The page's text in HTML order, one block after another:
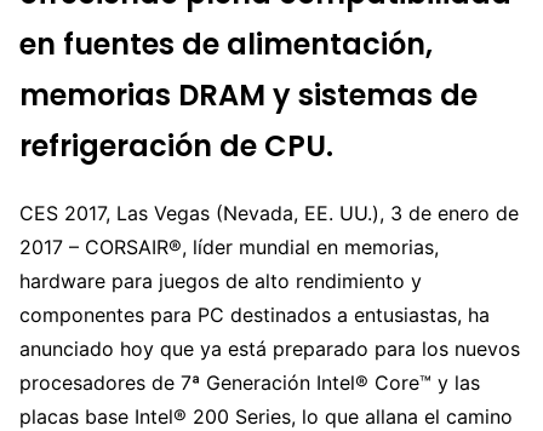
en fuentes de alimentación,
memorias DRAM y sistemas de
refrigeración de CPU.
CES 2017, Las Vegas (Nevada, EE. UU.), 3 de enero de
2017 – CORSAIR®, líder mundial en memorias,
hardware para juegos de alto rendimiento y
componentes para PC destinados a entusiastas, ha
anunciado hoy que ya está preparado para los nuevos
procesadores de 7ª Generación Intel® Core™ y las
placas base Intel® 200 Series, lo que allana el camino